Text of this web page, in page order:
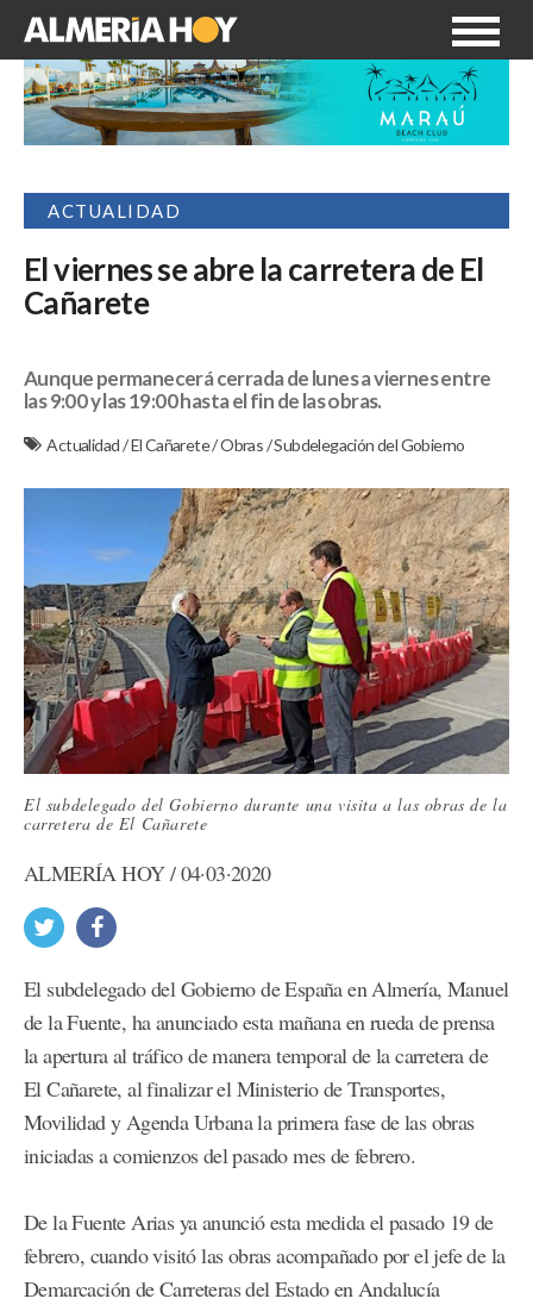
ACTUALIDAD
El viernes se abre la carretera de El
Cañarete
Aunque permanecerá cerrada de lunes a viernes entre
las 9:00 y las 19:00 hasta el fin de las obras.
Actualidad/El Cañarete/Obras/Subdelegación del Gobierno
El subdelegado del Gobierno durante una visita a las obras de la
carretera de El Cañarete
ALMERÍA HOY / 04·03·2020
El subdelegado del Gobierno de España en Almería, Manuel
de la Fuente, ha anunciado esta mañana en rueda de prensa
la apertura al tráfico de manera temporal de la carretera de
El Cañarete, al finalizar el Ministerio de Transportes,
Movilidad y Agenda Urbana la primera fase de las obras
iniciadas a comienzos del pasado mes de febrero.
De la Fuente Arias ya anunció esta medida el pasado 19 de
febrero, cuando visitó las obras acompañado por el jefe de la
Demarcación de Carreteras del Estado en Andalucía